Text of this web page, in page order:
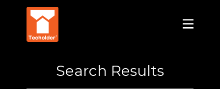
Search Results